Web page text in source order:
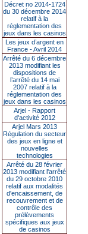
Décret no 2014-1724
du 30 décembre 2014
relatif à la
réglementation des
jeux dans les casinos
Les jeux d’argent en
France - Avril 2014
Arrêté du 6 décembre
2013 modifiant les
dispositions de
l’arrêté du 14 mai
2007 relatif à la
réglementation des
jeux dans les casinos
Arjel - Rapport
d'activité 2012
Arjel Mars 2013
Régulation du secteur
des jeux en ligne et
nouvelles
technologies
Arrêté du 28 février
2013 modifiant l'arrêté
du 29 octobre 2010
relatif aux modalités
d'encaissement, de
recouvrement et de
contrôle des
prélèvements
spécifiques aux jeux
de casinos